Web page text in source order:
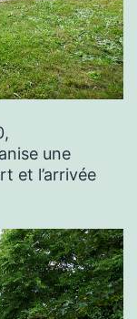
une
et l’arrivée